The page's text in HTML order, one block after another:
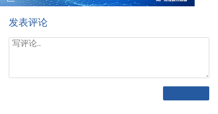
发表评论